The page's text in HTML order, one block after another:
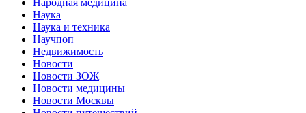
Наука
Наука и техника
Научпоп
Недвижимость
Новости
Новости ЗОЖ
Новости медицины
Новости Москвы